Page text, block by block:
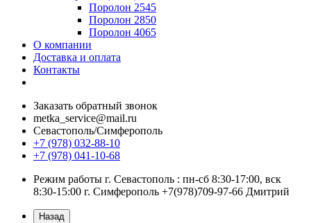
Поролон 2545
Поролон 2850
Поролон 4065
О компании
Доставка и оплата
Контакты
Заказать обратный звонок
metka_service@mail.ru
Севастополь/Симферополь
+7 (978) 032-88-10
+7 (978) 041-10-68
Режим работы г. Севастополь : пн-сб 8:30-17:00, вск
8:30-15:00 г. Симферополь +7(978)709-97-66 Дмитрий
Назад